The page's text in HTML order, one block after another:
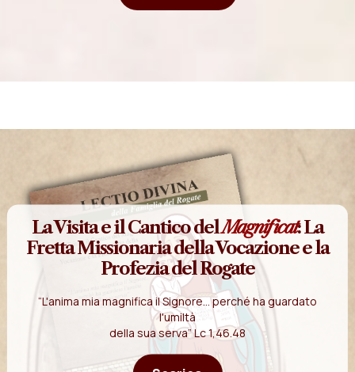
La Visita e il Cantico delMagnificat: La
Fretta Missionaria della Vocazione e la
Profezia del Rogate
“L'anima mia magnifica il Signore... perché ha guardato
l'umiltà
della sua serva” Lc 1,46.48